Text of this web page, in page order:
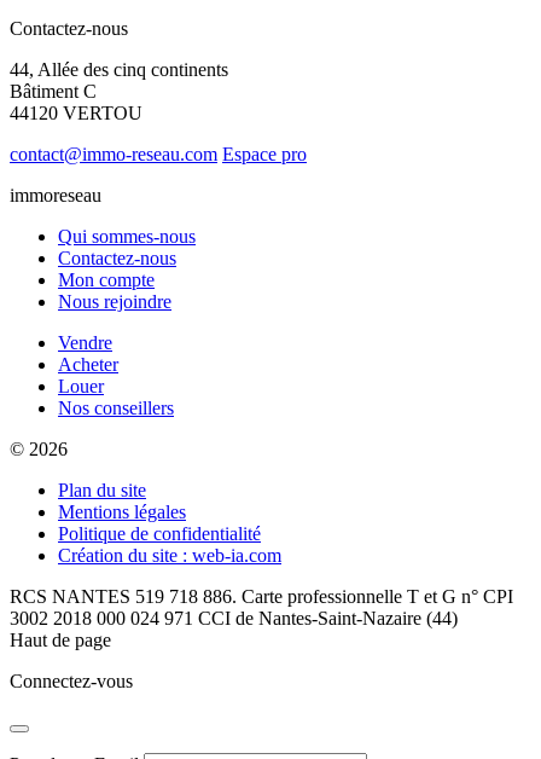
Contactez-nous
44, Allée des cinq continents
Bâtiment C
44120 VERTOU
contact@immo-reseau.com Espace pro
immoreseau
Qui sommes-nous
Contactez-nous
Mon compte
Nous rejoindre
Vendre
Acheter
Louer
Nos conseillers
© 2026
Plan du site
Mentions légales
Politique de confidentialité
Création du site : web-ia.com
RCS NANTES 519 718 886. Carte professionnelle T et G n° CPI
3002 2018 000 024 971 CCI de Nantes-Saint-Nazaire (44)
Haut de page
Connectez-vous